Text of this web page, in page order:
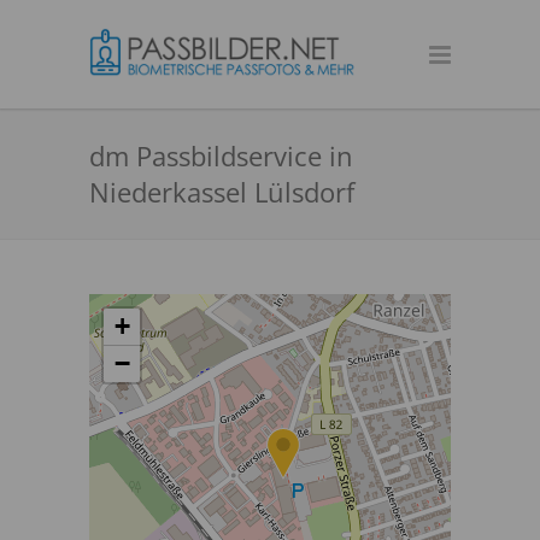
dm Passbildservice in
Niederkassel Lülsdorf
+
−